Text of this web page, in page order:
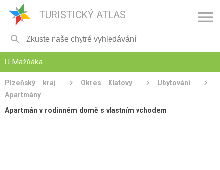
TURISTICKÝ ATLAS 

U Mažňáka
Plzeňský kraj Okres Klatovy
Ubytování
Apartmány
Apartmán v rodinném domě s vlastním vchodem